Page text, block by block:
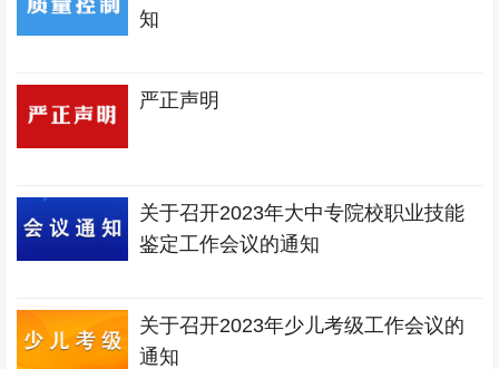
知
严正声明
关于召开2023年大中专院校职业技能
鉴定工作会议的通知
关于召开2023年少儿考级工作会议的
通知